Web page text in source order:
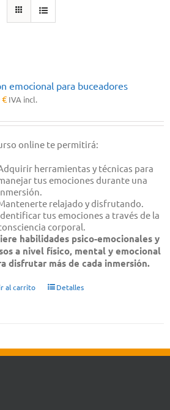
emocional para buceadores
€ IVA incl.
online te permitirá:
herramientas y técnicas para
tus emociones durante una
relajado y disfrutando.
tus emociones a través de la
corporal.
habilidades psico-emocionales y
a nivel físico, mental y emocional
disfrutar más de cada inmersión.
al carrito Detalles